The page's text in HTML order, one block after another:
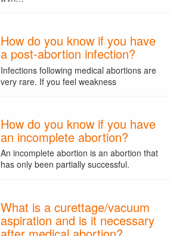
How do you know if you have
a post-abortion infection?
Infections following medical abortions are
very rare. If you feel weakness
How do you know if you have
an incomplete abortion?
An incomplete abortion is an abortion that
has only been partially successful.
What is a curettage/vacuum
aspiration and is it necessary